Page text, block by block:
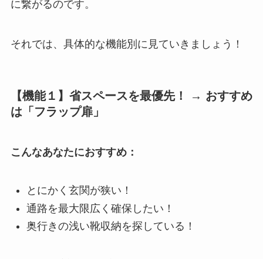
に繋がるのです。
それでは、具体的な機能別に見ていきましょう！
【機能１】省スペースを最優先！ → おすすめ
は「フラップ扉」
こんなあなたにおすすめ：
とにかく玄関が狭い！
通路を最大限広く確保したい！
奥行きの浅い靴収納を探している！